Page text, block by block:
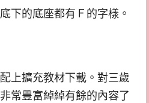
下的底座都有Ｆ的字樣。
上擴充教材下載。對三歲
常豐富綽綽有餘的內容了